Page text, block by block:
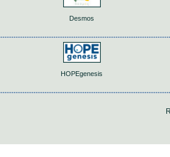
Desmos
HOPEgenesis